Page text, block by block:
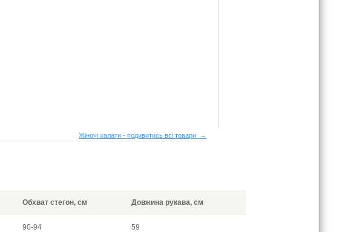
Жіночі халати - подивитись всі товари →
Обхват стегон, см Довжина рукава, см
90-94 59